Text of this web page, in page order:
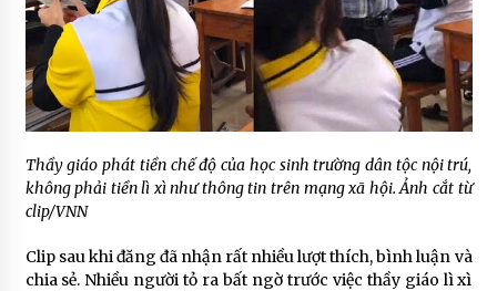
Thầy giáo phát tiền chế độ của học sinh trường dân tộc nội trú,
không phải tiền lì xì như thông tin trên mạng xã hội. Ảnh cắt từ
clip/VNN
Clip sau khi đăng đã nhận rất nhiều lượt thích, bình luận và
chia sẻ. Nhiều người tỏ ra bất ngờ trước việc thầy giáo lì xì